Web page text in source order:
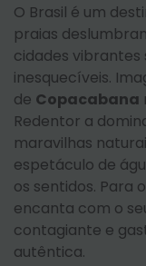
O Brasil é um
praias
cidades
inesquecíveis.
de Copacabana
Redentor a
maravilhas
espetáculo de
os sentidos. Para
encanta com o
contagiante e
autêntica.